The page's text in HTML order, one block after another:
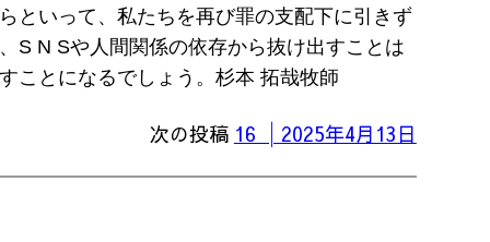
といって、私たちを再び罪の支配下に引きず
S N Sや人間関係の依存から抜け出すことは
ことになるでしょう。杉本 拓哉牧師
次の投稿 16 │2025年4月13日